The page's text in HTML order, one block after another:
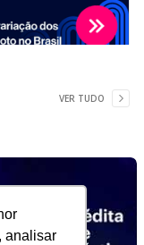
analisar
VER TUDO